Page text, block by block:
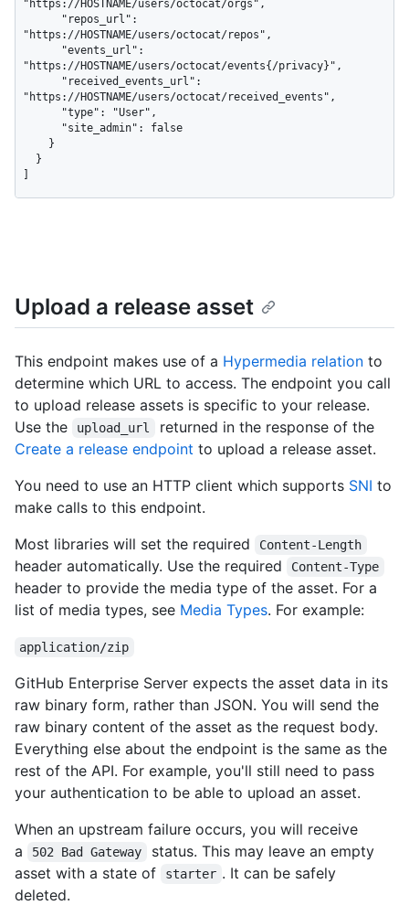
"https://HOSTNAME/users/octocat/orgs",
"https://HOSTNAME/users/octocat/repos",
"https://HOSTNAME/users/octocat/events{/privacy}",
"https://HOSTNAME/users/octocat/received_events",
]
Upload a release asset
This endpoint makes use of a Hypermedia relation to
determine which URL to access. The endpoint you call
to upload release assets is specific to your release.
Use the
upload_url
returned in the response of the
Create a release endpoint to upload a release asset.
You need to use an HTTP client which supports SNI to
make calls to this endpoint.
Most libraries will set the required
Content-Length
header automatically. Use the required Content-Type
header to provide the media type of the asset. For a
list of media types, see Media Types. For example:
application/zip
GitHub Enterprise Server expects the asset data in its
raw binary form, rather than JSON. You will send the
raw binary content of the asset as the request body.
Everything else about the endpoint is the same as the
rest of the API. For example, you'll still need to pass
your authentication to be able to upload an asset.
When an upstream failure occurs, you will receive
a
502 Bad Gateway
status. This may leave an empty
asset with a state of
starter . It can be safely
deleted.